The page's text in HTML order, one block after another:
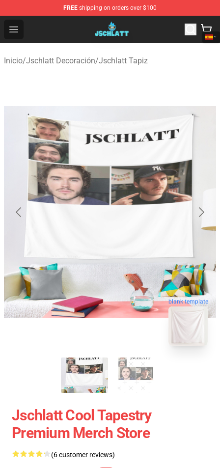
FREE shipping on orders over $100
Open menu
Jschlatt Store - Official Jschlatt Merchandise Shop
Inicio/Jschlatt Decoración/Jschlatt Tapiz
blank template
Jschlatt Cool Tapestry
Premium Merch Store
(6 customer reviews)